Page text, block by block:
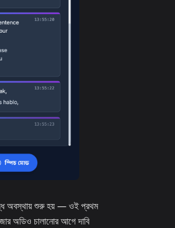
অবস্থায় শুরু হয় — ওই প্রথম
অডিও চালানোর আগে দাবি